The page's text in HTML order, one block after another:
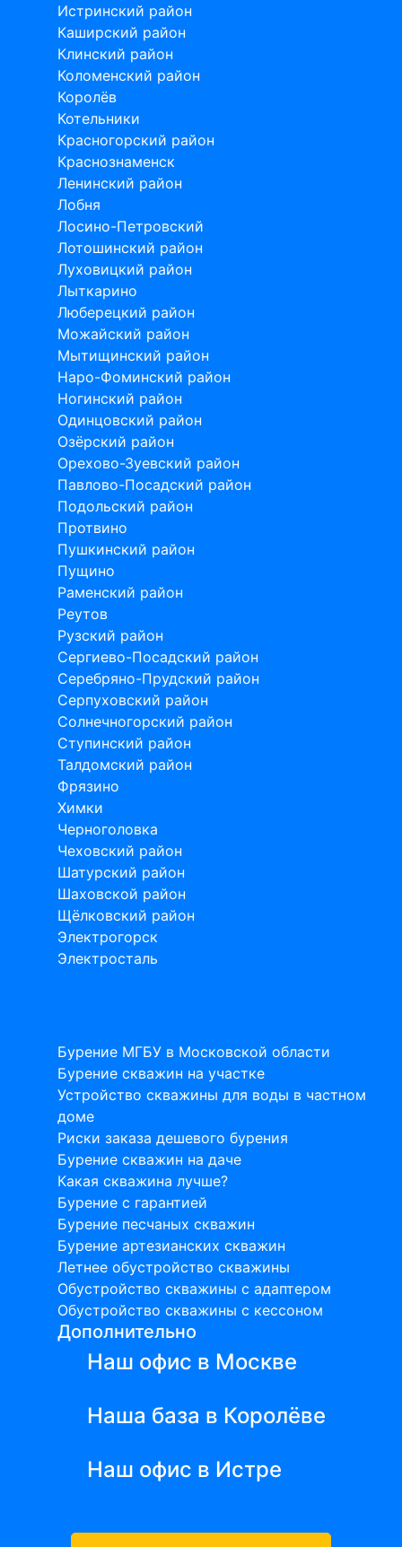
Истринский район
Каширский район
Клинский район
Коломенский район
Королёв
Котельники
Красногорский район
Краснознаменск
Ленинский район
Лобня
Лосино-Петровский
Лотошинский район
Луховицкий район
Лыткарино
Люберецкий район
Можайский район
Мытищинский район
Наро-Фоминский район
Ногинский район
Одинцовский район
Озёрский район
Орехово-Зуевский район
Павлово-Посадский район
Подольский район
Протвино
Пушкинский район
Пущино
Раменский район
Реутов
Рузский район
Сергиево-Посадский район
Серебряно-Прудский район
Серпуховский район
Солнечногорский район
Ступинский район
Талдомский район
Фрязино
Химки
Черноголовка
Чеховский район
Шатурский район
Шаховской район
Щёлковский район
Электрогорск
Электросталь
Бурение МГБУ в Московской области
Бурение скважин на участке
Устройство скважины для воды в частном
доме
Риски заказа дешевого бурения
Бурение скважин на даче
Какая скважина лучше?
Бурение с гарантией
Бурение песчаных скважин
Бурение артезианских скважин
Летнее обустройство скважины
Обустройство скважины с адаптером
Обустройство скважины с кессоном
Дополнительно
Наш офис в Москве
Наша база в Королёве
Наш офис в Истре